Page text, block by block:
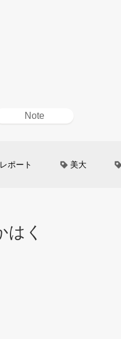
Note
レポート 美大
スクーター
はく